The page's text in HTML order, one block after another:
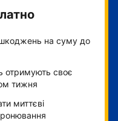
на суму до
отримують своє
тижня
миттєві